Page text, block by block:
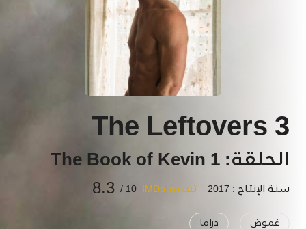
The Leftovers 3
الحلقة: 1 The Book of Kevin
سنة الإنتاج : 2017 تقييم IMDb 10 /
8.3
غموض دراما